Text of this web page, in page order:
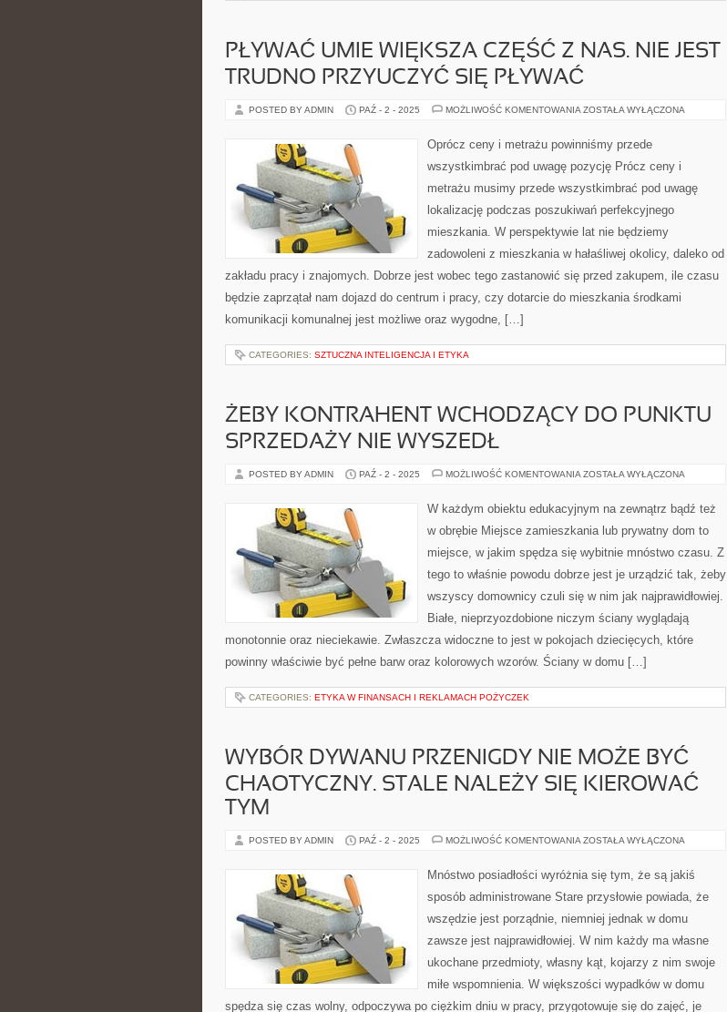
PŁYWAĆ UMIE WIĘKSZA CZĘŚĆ Z NAS. NIE JEST
TRUDNO PRZYUCZYĆ SIĘ PŁYWAĆ
POSTED BY ADMIN PAŹ - 2 - 2025 MOŻLIWOŚĆ KOMENTOWANIA PŁYWAĆ
CZĘŚĆ
Z
NIE
TRUDNO
SIĘ
PŁYWAĆ
ZOSTAŁA WYŁĄCZONA
Oprócz ceny i metrażu powinniśmy przede
wszystkimbrać pod uwagę pozycję Prócz ceny i
metrażu musimy przede wszystkimbrać pod uwagę
lokalizację podczas poszukiwań perfekcyjnego
mieszkania. W perspektywie lat nie będziemy
zadowoleni z mieszkania w hałaśliwej okolicy, daleko od
zakładu pracy i znajomych. Dobrze jest wobec tego zastanowić się przed zakupem, ile czasu
będzie zaprzątał nam dojazd do centrum i pracy, czy dotarcie do mieszkania środkami
komunikacji komunalnej jest możliwe oraz wygodne, […]
CATEGORIES: SZTUCZNA INTELIGENCJA I ETYKA
ŻEBY KONTRAHENT WCHODZĄCY DO PUNKTU
SPRZEDAŻY NIE WYSZEDŁ
POSTED BY ADMIN PAŹ - 2 - 2025 MOŻLIWOŚĆ KOMENTOWANIA ŻEBY
PUNKTU
NIE
ZOSTAŁA WYŁĄCZONA
W każdym obiektu edukacyjnym na zewnątrz bądź też
w obrębie Miejsce zamieszkania lub prywatny dom to
miejsce, w jakim spędza się wybitnie mnóstwo czasu. Z
tego to właśnie powodu dobrze jest je urządzić tak, żeby
wszyscy domownicy czuli się w nim jak najprawidłowiej.
Białe, nieprzyozdobione niczym ściany wyglądają
monotonnie oraz nieciekawie. Zwłaszcza widoczne to jest w pokojach dziecięcych, które
powinny właściwie być pełne barw oraz kolorowych wzorów. Ściany w domu […]
CATEGORIES: ETYKA W FINANSACH I REKLAMACH POŻYCZEK
WYBÓR DYWANU PRZENIGDY NIE MOŻE BYĆ
CHAOTYCZNY. STALE NALEŻY SIĘ KIEROWAĆ
TYM
POSTED BY ADMIN PAŹ - 2 - 2025 MOŻLIWOŚĆ KOMENTOWANIA WYBÓR
MOŻE
CHAOTYCZNY.
NALEŻY
KIEROWAĆ
ZOSTAŁA WYŁĄCZONA
Mnóstwo posiadłości wyróżnia się tym, że są jakiś
sposób administrowane Stare przysłowie powiada, że
wszędzie jest porządnie, niemniej jednak w domu
zawsze jest najprawidłowiej. W nim każdy ma własne
ukochane przedmioty, własny kąt, kojarzy z nim swoje
miłe wspomnienia. W większości wypadków w domu
spędza się czas wolny, odpoczywa po ciężkim dniu w pracy, przygotowuje się do zajęć, je